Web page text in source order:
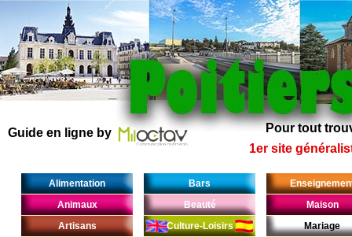
Pour tout
1er site
Guide en ligne by
Alimentation
Animaux
Artisans
Bars
Beauté
Culture-Loisirs
Maison
Mariage